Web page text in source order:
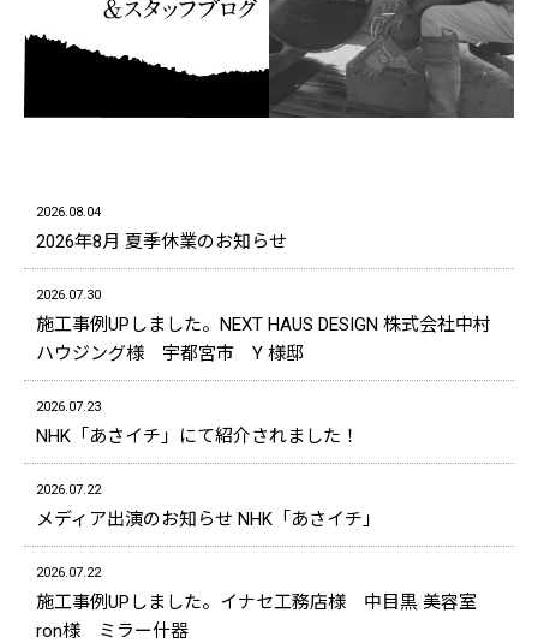
2026.08.04
2026年8月 夏季休業のお知らせ
2026.07.30
施工事例UPしました。NEXT HAUS DESIGN 株式会社中村
ハウジング様 宇都宮市 Y 様邸
2026.07.23
NHK「あさイチ」にて紹介されました！
2026.07.22
メディア出演のお知らせ NHK「あさイチ」
2026.07.22
施工事例UPしました。イナセ工務店様 中目黒 美容室
ron様 ミラー什器